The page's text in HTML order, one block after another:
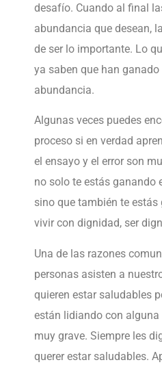
desafío. Cuando al final
abundancia que desean,
de ser lo importante. Lo
ya saben que han ganado
abundancia.
Algunas veces puedes
proceso si en verdad
el ensayo y el error son
no solo te estás ganando
sino que también te estás
vivir con dignidad, ser
Una de las razones
personas asisten a
quieren estar saludables
están lidiando con
muy grave. Siempre les
querer estar saludables.